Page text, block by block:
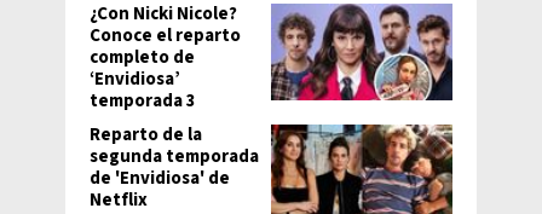
¿Con Nicki Nicole?
Conoce el reparto
completo de
‘Envidiosa’
temporada 3
Reparto de la
segunda temporada
de 'Envidiosa' de
Netflix